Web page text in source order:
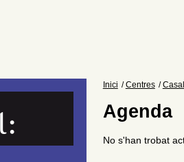
Inici Centres
Agenda
No s'han trobat